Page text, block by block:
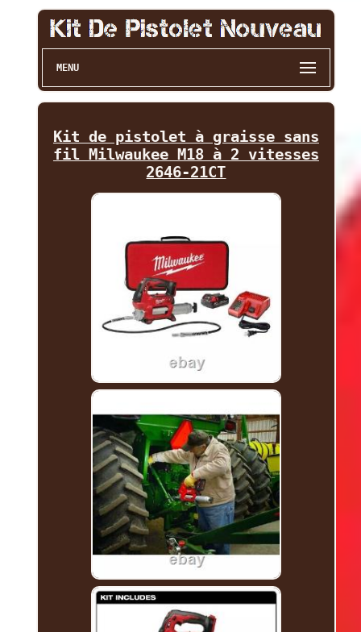
MENU
Kit de pistolet à graisse sans
fil Milwaukee M18 à 2 vitesses
2646-21CT